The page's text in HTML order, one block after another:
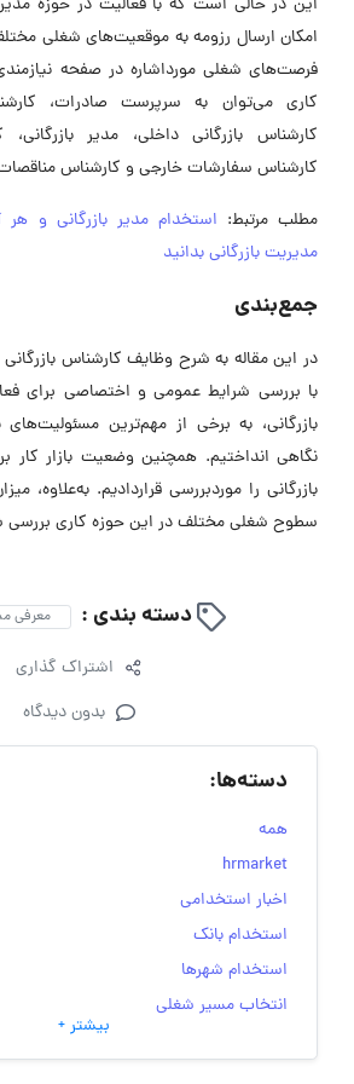
این در حالی است که با فعالیت در حوزه
امکان ارسال رزومه به موقعیت‌های شغلی
فرصت‌های شغلی مورداشاره در صفحه
کاری می‌توان به سرپرست صادرات،
کارشناس بازرگانی داخلی، مدیر بازرگانی،
کارشناس سفارشات خارجی و کارشناس مناقصات
مطلب مرتبط: استخدام مدیر بازرگانی و هر
مدیریت بازرگانی بدانید
جمع‌بندی
در این مقاله به شرح وظایف کارشناس
با بررسی شرایط عمومی و اختصاصی برای
بازرگانی، به برخی از مهم‌ترین
نگاهی انداختیم. همچنین وضعیت بازار کار
بازرگانی را موردبررسی قراردادیم. به‌علاوه،
سطوح شغلی مختلف در این حوزه کاری
دسته بندی : معرفی
اشتراک گذاری
بدون دیدگاه
دسته‌ها:
همه
hrmarket
اخبار استخدامی
استخدام بانک
استخدام شهرها
انتخاب مسیر شغلی
به‌روزرسانی‌های سایت (کارجویی)
بیشتر +